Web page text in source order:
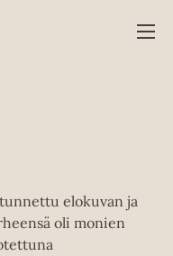
tunnettu elokuvan ja
oli monien